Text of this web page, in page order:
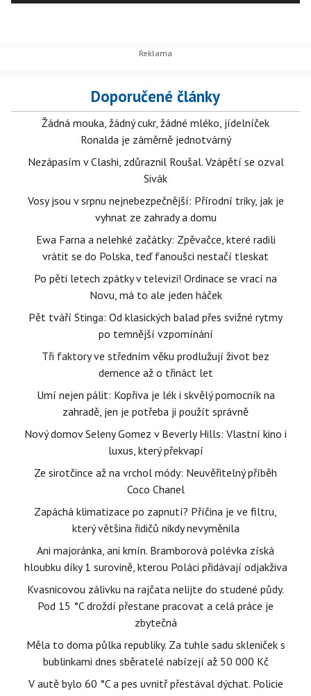
Doporučené články
Žádná mouka, žádný cukr, žádné mléko, jídelníček
Ronalda je záměrně jednotvárný
Nezápasím v Clashi, zdůraznil Roušal. Vzápětí se ozval
Sivák
Vosy jsou v srpnu nejnebezpečnější: Přírodní triky, jak je
vyhnat ze zahrady a domu
Ewa Farna a nelehké začátky: Zpěvačce, které radili
vrátit se do Polska, teď fanoušci nestačí tleskat
Po pěti letech zpátky v televizi! Ordinace se vrací na
Novu, má to ale jeden háček
Pět tváří Stinga: Od klasických balad přes svižné rytmy
po temnější vzpomínání
Tři faktory ve středním věku prodlužují život bez
demence až o třináct let
Umí nejen pálit: Kopřiva je lék i skvělý pomocník na
zahradě, jen je potřeba ji použít správně
Nový domov Seleny Gomez v Beverly Hills: Vlastní kino i
luxus, který překvapí
Ze sirotčince až na vrchol módy: Neuvěřitelný příběh
Coco Chanel
Zapáchá klimatizace po zapnutí? Příčina je ve filtru,
který většina řidičů nikdy nevyměnila
Ani majoránka, ani kmín. Bramborová polévka získá
hloubku díky 1 surovině, kterou Poláci přidávají odjakživa
Kvasnicovou zálivku na rajčata nelijte do studené půdy.
Pod 15 °C droždí přestane pracovat a celá práce je
zbytečná
Měla to doma půlka republiky. Za tuhle sadu skleniček s
bublinkami dnes sběratelé nabízejí až 50 000 Kč
V autě bylo 60 °C a pes uvnitř přestával dýchat. Policie